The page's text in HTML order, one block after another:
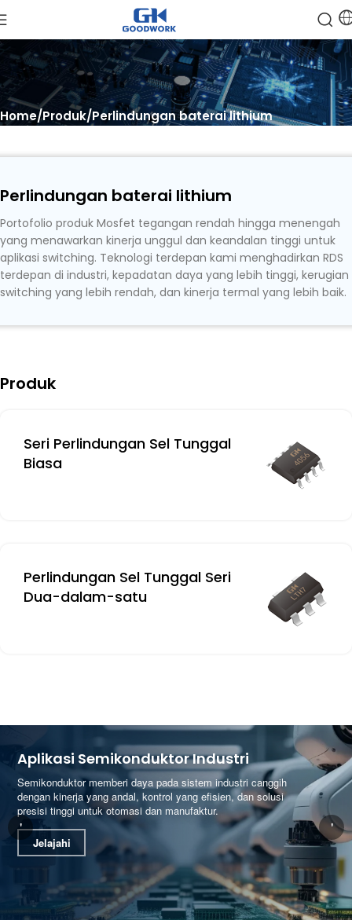
Home Produk Perlindungan baterai lithium
Perlindungan baterai lithium
Portofolio produk Mosfet tegangan rendah hingga menengah
yang menawarkan kinerja unggul dan keandalan tinggi untuk
aplikasi switching. Teknologi terdepan kami menghadirkan RDS
terdepan di industri, kepadatan daya yang lebih tinggi, kerugian
switching yang lebih rendah, dan kinerja termal yang lebih baik.
Produk
Seri Perlindungan Sel Tunggal
Biasa
Perlindungan Sel Tunggal Seri
Dua-dalam-satu
Aplikasi Semikonduktor Industri
Semikonduktor memberi daya pada sistem industri canggih
dengan kinerja yang andal, kontrol yang efisien, dan solusi
presisi tinggi untuk otomasi dan manufaktur.
Jelajahi
' '